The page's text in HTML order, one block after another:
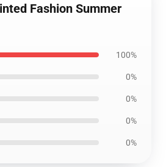
Fashion Summer
100%
0%
0%
0%
0%